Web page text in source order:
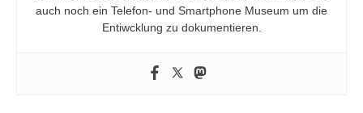
o
auch noch ein Telefon- und Smartphone Museum um die
Entiwcklung zu dokumentieren.